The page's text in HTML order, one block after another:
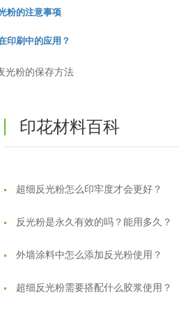
粉的注意事项
印刷中的应用？
光粉的保存方法
印花材料百科
温变粉丝印到底用多少目网版？这篇...
反光粉太久不用结块要怎么处理？